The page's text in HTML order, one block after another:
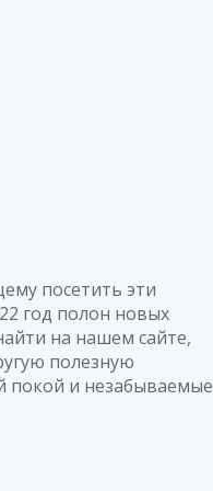
посетить эти
год полон новых
на нашем сайте,
полезную
покой и незабываемые